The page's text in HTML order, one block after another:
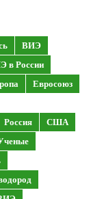
ВИЭ
в России
Евросоюз
Россия
США